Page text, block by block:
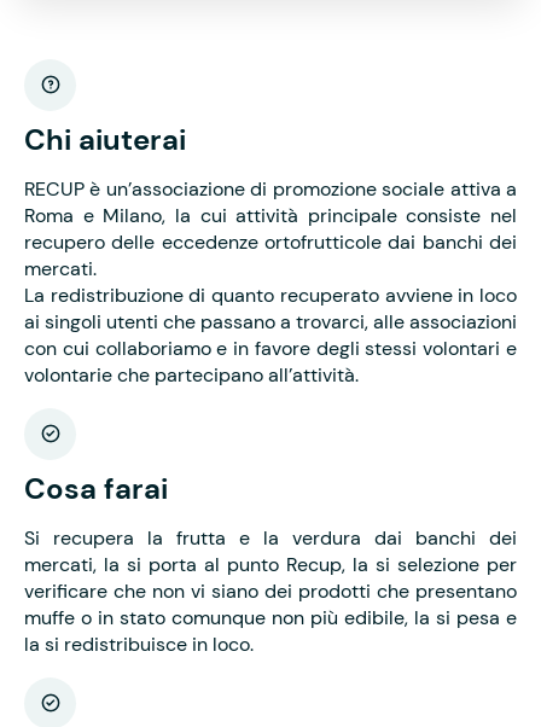
Chi aiuterai
RECUP è un’associazione di promozione sociale attiva a
Roma e Milano, la cui attività principale consiste nel
recupero delle eccedenze ortofrutticole dai banchi dei
mercati.
La redistribuzione di quanto recuperato avviene in loco
ai singoli utenti che passano a trovarci, alle associazioni
con cui collaboriamo e in favore degli stessi volontari e
volontarie che partecipano all’attività.
Cosa farai
Si recupera la frutta e la verdura dai banchi dei
mercati, la si porta al punto Recup, la si selezione per
verificare che non vi siano dei prodotti che presentano
muffe o in stato comunque non più edibile, la si pesa e
la si redistribuisce in loco.